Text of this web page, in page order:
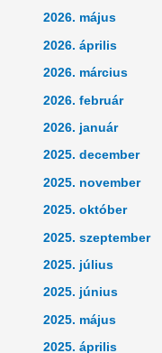
2026. május
2026. április
2026. március
2026. február
2026. január
2025. december
2025. november
2025. október
2025. szeptember
2025. július
2025. június
2025. május
2025. április